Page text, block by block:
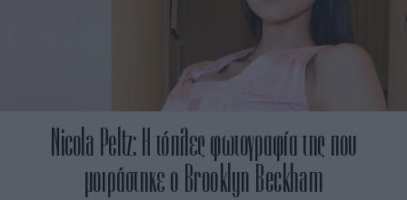
Nicola Peltz: Η τόπλες φωτογραφία της που
μοιράστηκε ο Brooklyn Beckham